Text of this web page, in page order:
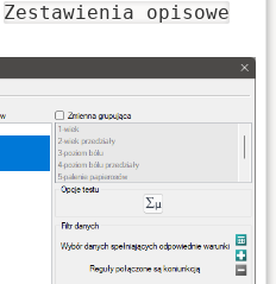
Zestawienia opisowe